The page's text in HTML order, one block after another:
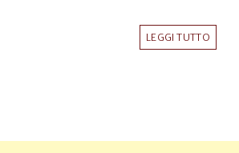
LEGGI TUTTO